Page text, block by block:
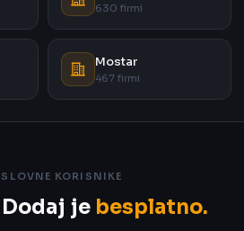
630 firmi
Mostar
467 firmi
KORISNIKE
Dodaj je besplatno.